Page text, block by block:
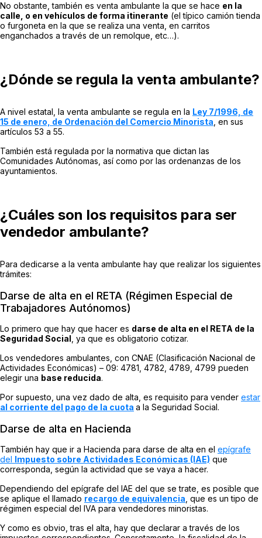
No obstante, también es venta ambulante la que se hace en la
calle, o en vehículos de forma itinerante (el típico camión tienda
o furgoneta en la que se realiza una venta, en carritos
enganchados a través de un remolque, etc…).
¿Dónde se regula la venta ambulante?
A nivel estatal, la venta ambulante se regula en la Ley 7/1996, de
15 de enero, de Ordenación del Comercio Minorista , en sus
artículos 53 a 55.
También está regulada por la normativa que dictan las
Comunidades Autónomas, así como por las ordenanzas de los
ayuntamientos.
¿Cuáles son los requisitos para ser
vendedor ambulante?
Para dedicarse a la venta ambulante hay que realizar los siguientes
trámites:
Darse de alta en el RETA (Régimen Especial de
Trabajadores Autónomos)
Lo primero que hay que hacer es darse de alta en el RETA de la
Seguridad Social , ya que es obligatorio cotizar.
Los vendedores ambulantes, con CNAE (Clasificación Nacional de
Actividades Económicas) – 09: 4781, 4782, 4789, 4799 pueden
elegir una base reducida.
Por supuesto, una vez dado de alta, es requisito para vender estar
al corriente del pago de la cuota a la Seguridad Social.
Darse de alta en Hacienda
También hay que ir a Hacienda para darse de alta en el epígrafe
del Impuesto sobre Actividades Económicas (IAE) que
corresponda, según la actividad que se vaya a hacer.
Dependiendo del epígrafe del IAE del que se trate, es posible que
se aplique el llamado recargo de equivalencia , que es un tipo de
régimen especial del IVA para vendedores minoristas.
Y como es obvio, tras el alta, hay que declarar a través de los